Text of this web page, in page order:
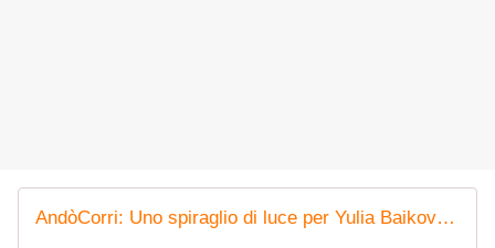
AndòCorri: Uno spiraglio di luce per Yulia Baikova, di S. Bottelli